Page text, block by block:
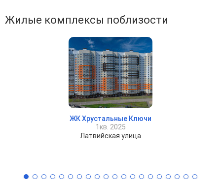
Жилые комплексы поблизости
ЖК Хрустальные Ключи
1кв. 2025
Латвийская улица